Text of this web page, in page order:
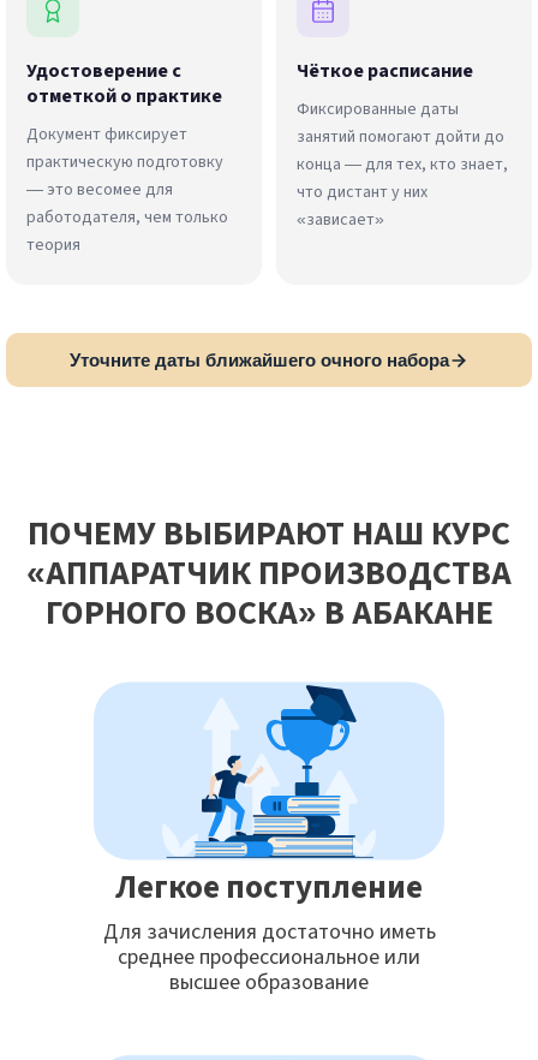
Удостоверение с
отметкой о практике
Документ фиксирует
практическую подготовку
— это весомее для
работодателя, чем только
теория
Чёткое расписание
Фиксированные даты
занятий помогают дойти до
конца — для тех, кто знает,
что дистант у них
«зависает»
Уточните даты ближайшего очного набора
ПОЧЕМУ ВЫБИРАЮТ НАШ КУРС
«АППАРАТЧИК ПРОИЗВОДСТВА
ГОРНОГО ВОСКА» В АБАКАНЕ
Легкое поступление
Для зачисления достаточно иметь
среднее профессиональное или
высшее образование